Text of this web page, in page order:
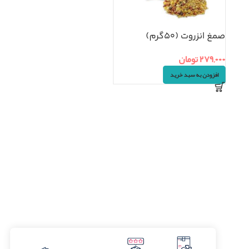
صمغ انزروت (۵۰گرم)
۲۷۹,۰۰۰تومان
افزودن به سبد خرید